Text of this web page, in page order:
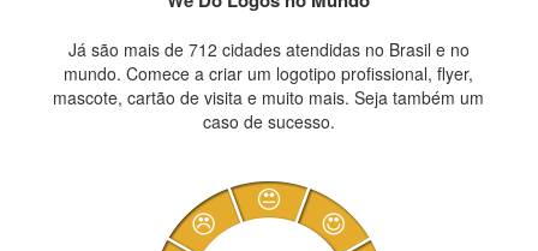
Já são mais de 712 cidades atendidas no Brasil e no
mundo. Comece a criar um logotipo profissional, flyer,
mascote, cartão de visita e muito mais. Seja também um
caso de sucesso.